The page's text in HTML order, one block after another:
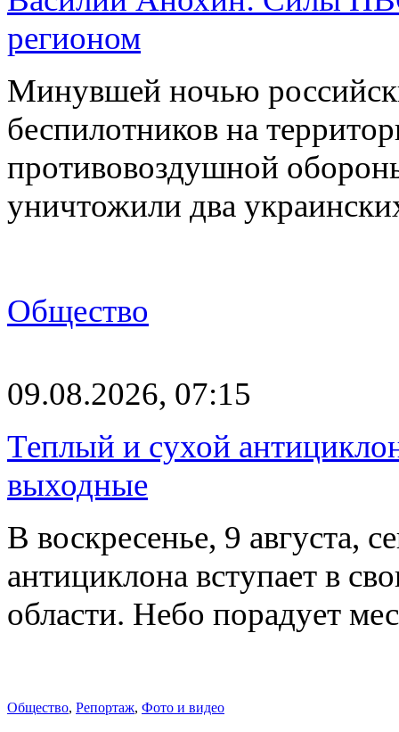
регионом
Минувшей ночью
беспилотников на
противовоздушной
уничтожили два
Общество
09.08.2026, 07:15
Теплый и сухой
выходные
В воскресенье, 9 августа,
антициклона вступает в
области. Небо порадует
Общество, Репортаж, Фото и видео